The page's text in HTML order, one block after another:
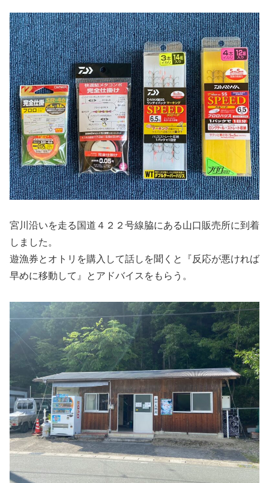
宮川沿いを走る国道４２２号線脇にある山口販売所に到着
しました。
遊漁券とオトリを購入して話しを聞くと『反応が悪ければ
早めに移動して』とアドバイスをもらう。